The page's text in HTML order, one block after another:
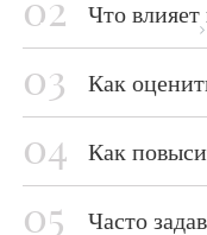
Главная страница
Что влияет
Как
Как
Часто